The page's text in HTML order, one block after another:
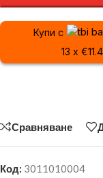
Купи с
13 x
Сравняване
Код: 3011010004